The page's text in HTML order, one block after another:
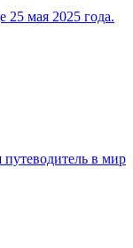
25 мая 2025 года.